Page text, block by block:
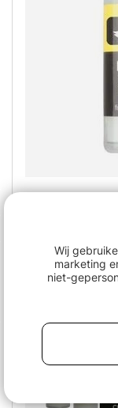
Uitverkocht
Wij
marketing
niet-